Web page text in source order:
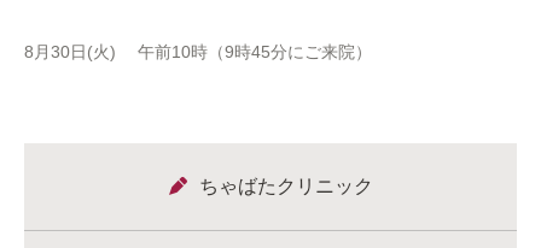
8月30日(火) 午前10時（9時45分にご来院）
ちゃばたクリニック